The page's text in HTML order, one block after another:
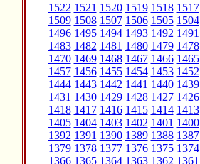
1522 1521 1520 1519 1518 1517
1509 1508 1507 1506 1505 1504
1496 1495 1494 1493 1492 1491
1483 1482 1481 1480 1479 1478
1470 1469 1468 1467 1466 1465
1457 1456 1455 1454 1453 1452
1444 1443 1442 1441 1440 1439
1431 1430 1429 1428 1427 1426
1418 1417 1416 1415 1414 1413
1405 1404 1403 1402 1401 1400
1392 1391 1390 1389 1388 1387
1379 1378 1377 1376 1375 1374
1366 1365 1364 1363 1362 1361